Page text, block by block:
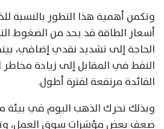
وتكمن أهمية هذا التطور بالنسبة
أسعار الطاقة قد يحد من الضغوط
الحاجة إلى تشديد نقدي إضافي،
النفط في المقابل إلى زيادة مخاطر
الفائدة مرتفعة لفترة أطول.
وبذلك تحرك الذهب اليوم في بيئة
ضعف بعض مؤشرات سوق العمل،